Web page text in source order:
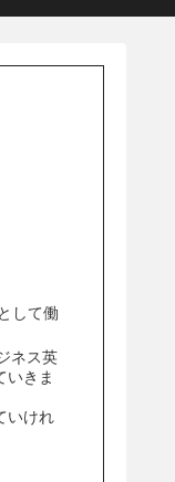
して働
ネス英
いきま
いけれ